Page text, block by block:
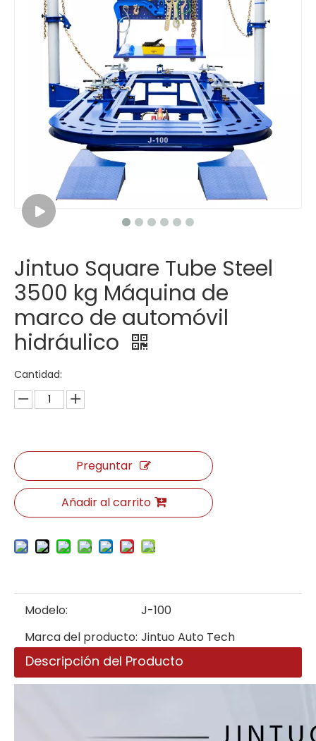
Jintuo Square Tube Steel
3500 kg Máquina de
marco de automóvil
hidráulico
Cantidad:
Preguntar
Añadir al carrito
Modelo:
J-100
Marca del producto: Jintuo Auto Tech
Descripción del Producto